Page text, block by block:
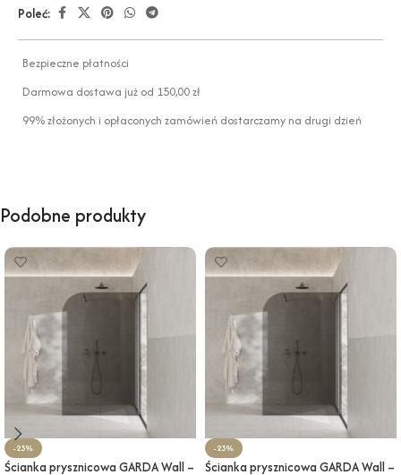
Poleć:
Bezpieczne płatności
Darmowa dostawa już od 150,00 zł
99% złożonych i opłaconych zamówień dostarczamy na drugi dzień
Podobne produkty
-23%
Ścianka prysznicowa GARDA Wall –
-23%
Ścianka prysznicowa GARDA Wall –